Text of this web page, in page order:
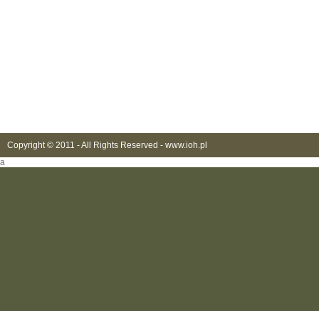
Copyright © 2011 - All Rights Reserved - www.ioh.pl
a